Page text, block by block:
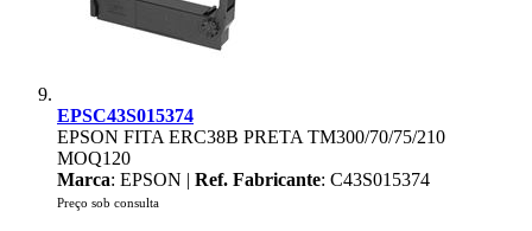
EPSC43S015374
EPSON FITA ERC38B PRETA TM300/70/75/210
MOQ120
Marca: EPSON | Ref. Fabricante: C43S015374
Preço sob consulta